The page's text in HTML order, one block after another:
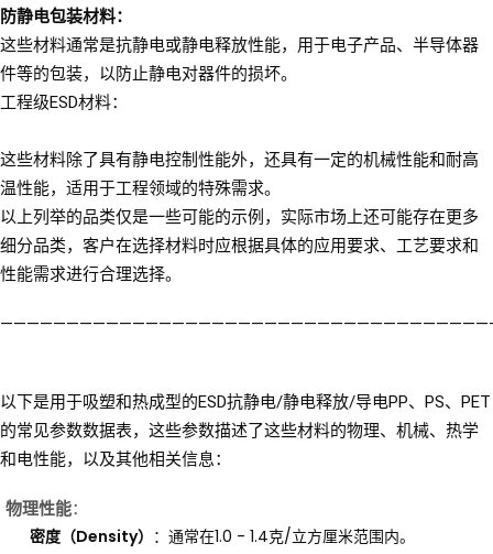
防静电包装材料：
这些材料通常是抗静电或静电释放性能，用于电子产品、半导体器
件等的包装，以防止静电对器件的损坏。
工程级ESD材料：
这些材料除了具有静电控制性能外，还具有一定的机械性能和耐高
温性能，适用于工程领域的特殊需求。
以上列举的品类仅是一些可能的示例，实际市场上还可能存在更多
细分品类，客户在选择材料时应根据具体的应用要求、工艺要求和
性能需求进行合理选择。
以下是用于吸塑和热成型的ESD抗静电/静电释放/导电PP、PS、PET
的常见参数数据表，这些参数描述了这些材料的物理、机械、热学
和电性能，以及其他相关信息：
物理性能：
密度（Density） ：通常在1.0 - 1.4克/立方厘米范围内。